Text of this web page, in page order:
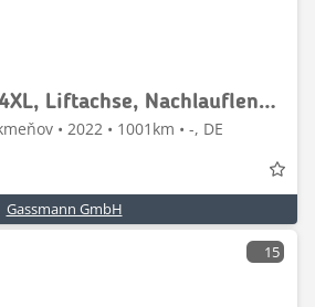
Doll LOGO H3L-14XL, Liftachse, Nachlauflenkachse,
• 2022 • 1001km • -, DE
Gassmann GmbH
15